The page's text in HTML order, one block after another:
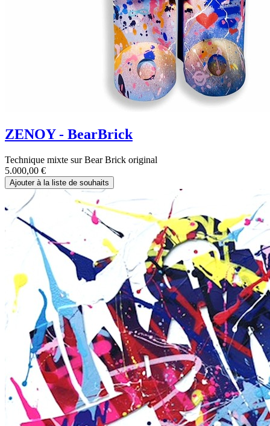
ZENOY - BearBrick
Technique mixte sur Bear Brick original
5.000,00 €
Ajouter à la liste de souhaits